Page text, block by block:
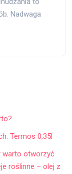
Nadwaga
Termos 0,35l
warto otworzyć
roślinne – olej z